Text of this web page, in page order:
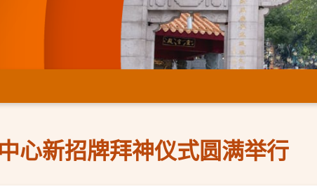
心新招牌拜神仪式圆满举行